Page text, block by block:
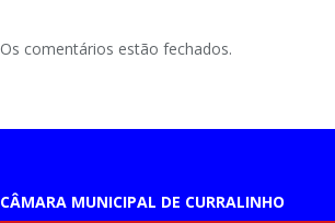
Os comentários estão fechados.
CÂMARA MUNICIPAL DE CURRALINHO